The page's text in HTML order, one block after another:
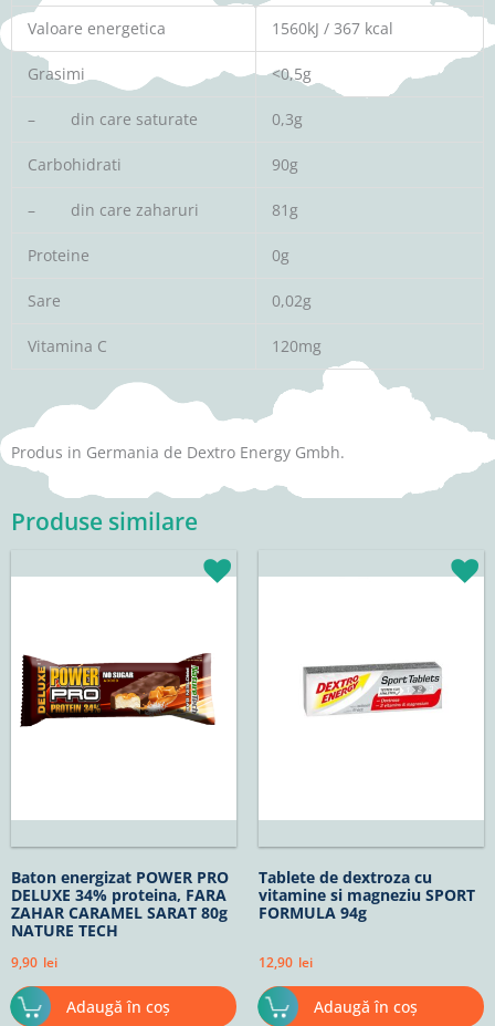
Valoare energetica 1560kJ / 367 kcal
Grasimi <0,5g
– din care saturate 0,3g
Carbohidrati 90g
– din care zaharuri 81g
Proteine 0g
Sare 0,02g
Vitamina C 120mg
Produs in Germania de Dextro Energy Gmbh.
Produse similare
Baton energizat POWER PRO
DELUXE 34% proteina, FARA
ZAHAR CARAMEL SARAT 80g
NATURE TECH
9,90 lei
Adaugă în coș
Tablete de dextroza cu
vitamine si magneziu SPORT
FORMULA 94g
12,90 lei
Adaugă în coș